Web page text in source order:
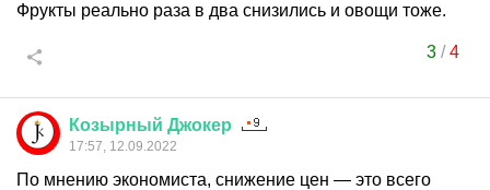
Фрукты реально раза в два снизились и овощи тоже.
3/4
Козырный Джокер
17:57, 12.09.2022
По мнению экономиста, снижение цен — это всего